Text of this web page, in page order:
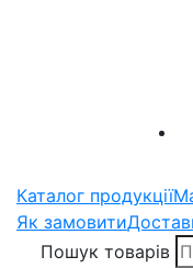
Каталог продукції
Як замовити
Пошук товарів